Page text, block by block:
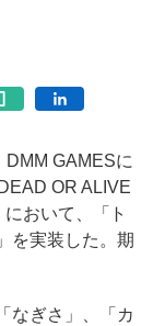
GAMESに
OR ALIVE
おいて、「ト
を実装した。期
なぎさ」、「カ